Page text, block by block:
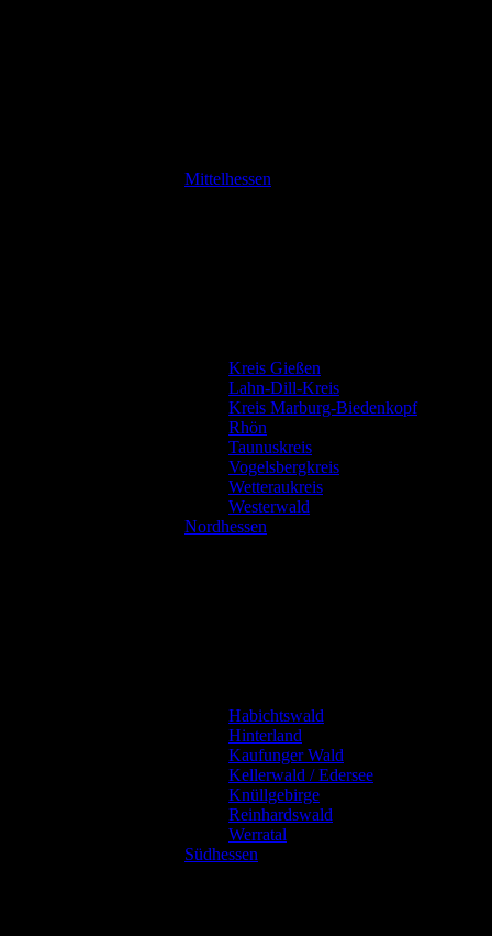
Mittelhessen
Kreis Gießen
Lahn-Dill-Kreis
Kreis Marburg-Biedenkopf
Rhön
Taunuskreis
Vogelsbergkreis
Wetteraukreis
Westerwald
Nordhessen
Habichtswald
Hinterland
Kaufunger Wald
Kellerwald / Edersee
Knüllgebirge
Reinhardswald
Werratal
Südhessen